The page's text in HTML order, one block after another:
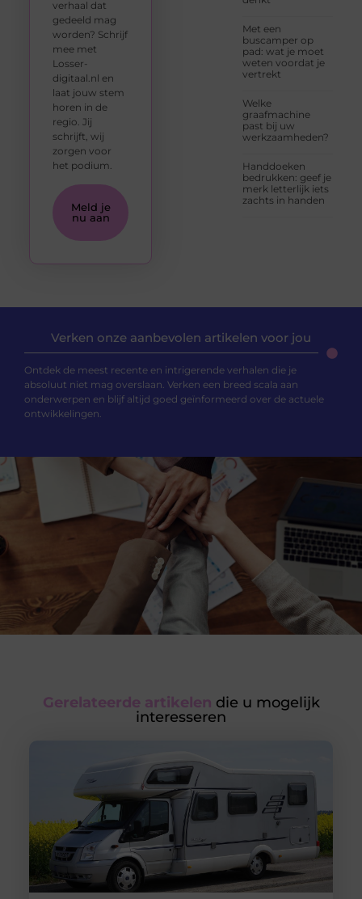
Met een
buscamper op
pad: wat je moet
weten voordat je
vertrekt
Welke
graafmachine
past bij uw
werkzaamheden?
Handdoeken
bedrukken: geef je
merk letterlijk iets
zachts in handen
verhaal dat
gedeeld mag
worden? Schrijf
mee met
Losser-
digitaal.nl en
laat jouw stem
horen in de
regio. Jij
schrijft, wij
zorgen voor
het podium.
Meld je
nu aan
Verken onze aanbevolen artikelen voor jou
Ontdek de meest recente en intrigerende verhalen die je
absoluut niet mag overslaan. Verken een breed scala aan
onderwerpen en blijf altijd goed geïnformeerd over de actuele
ontwikkelingen.
Gerelateerde artikelen die u mogelijk
interesseren